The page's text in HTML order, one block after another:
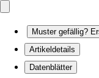
Muster gefällig?
Artikeldetails
Datenblätter